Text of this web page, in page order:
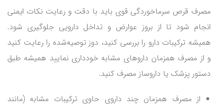
مصرف قرص سرماخوردگی قوی باید با دقت و رعایت نکات ایمنی
انجام شود تا از بروز عوارض و تداخل دارویی جلوگیری شود.
همیشه ترکیبات دارو را بررسی کنید، دوز توصیه‌شده را رعایت کنید
و از مصرف همزمان داروهای مشابه خودداری نمایید همیشه طبق
دستور پزشک یا داروساز مصرف کنید.
از مصرف همزمان چند داروی حاوی ترکیبات مشابه (مانند